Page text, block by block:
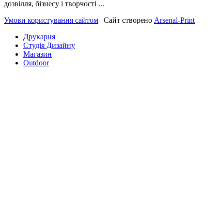
дозвілля, бізнесу і творчості ...
Умови користування сайтом | Сайт створено Arsenal-Print
Друкарня
Студія Дизайну
Магазин
Outdoor